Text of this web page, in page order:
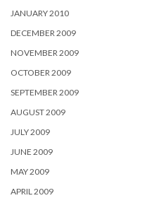
JANUARY 2010
DECEMBER 2009
NOVEMBER 2009
OCTOBER 2009
SEPTEMBER 2009
AUGUST 2009
JULY 2009
JUNE 2009
MAY 2009
APRIL 2009